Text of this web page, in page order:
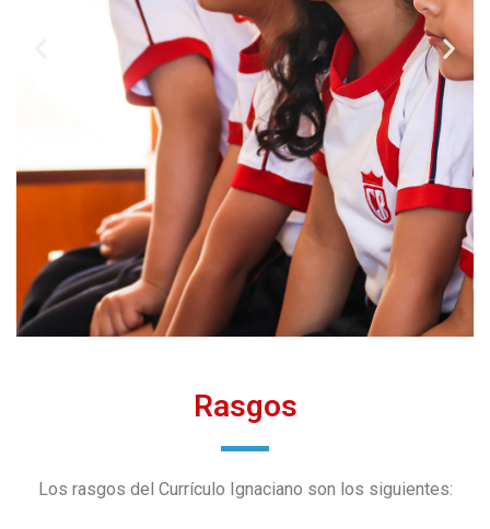
Rasgos
Los rasgos del Currículo Ignaciano son los siguientes: